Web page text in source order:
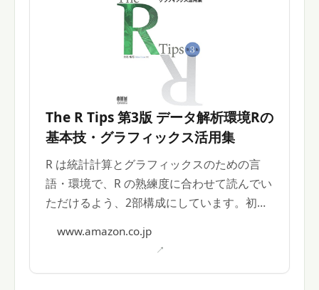
The R Tips 第3版 データ解析環境Rの
基本技・グラフィックス活用集
R は統計計算とグラフィックスのための言
語・環境で、R の熟練度に合わせて読んでい
ただけるよう、2部構成にしています。初心
グラミング技法やデータハンドリング等、グ
www.amazon.co.jp